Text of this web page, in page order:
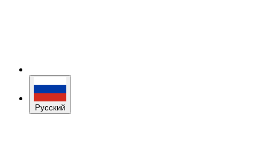
Русский